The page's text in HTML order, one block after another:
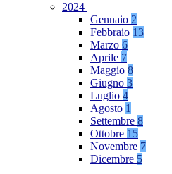
2024
Gennaio 2
Febbraio 13
Marzo 6
Aprile 7
Maggio 8
Giugno 3
Luglio 4
Agosto 1
Settembre 8
Ottobre 15
Novembre 7
Dicembre 5